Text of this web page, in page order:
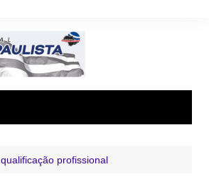
qualificação profissional